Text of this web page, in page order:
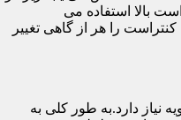
بالا استفاده می
را هر از گاهی تغییر
نیاز دارد.به طور کلی به